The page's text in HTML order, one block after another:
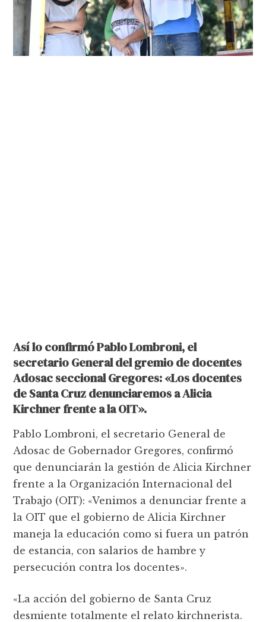
Así lo confirmó Pablo Lombroni, el
secretario General del gremio de docentes
Adosac seccional Gregores: «Los docentes
de Santa Cruz denunciaremos a Alicia
Kirchner frente a la OIT».
Pablo Lombroni, el secretario General de
Adosac de Gobernador Gregores, confirmó
que denunciarán la gestión de Alicia Kirchner
frente a la Organización Internacional del
Trabajo (OIT): «Venimos a denunciar frente a
la OIT que el gobierno de Alicia Kirchner
maneja la educación como si fuera un patrón
de estancia, con salarios de hambre y
persecución contra los docentes».
«La acción del gobierno de Santa Cruz
desmiente totalmente el relato kirchnerista.